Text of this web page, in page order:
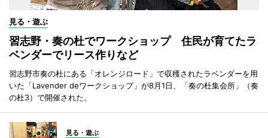
見る・遊ぶ
習志野・奏の杜でワークショップ 住民が育てたラ
ベンダーでリース作りなど
習志野市奏の杜にある「オレンジロード」で収穫されたラベンダーを用
いた「Lavender deワークショップ」が8月1日、「奏の杜集会所」（奏
の杜3）で開催された。
見る・遊ぶ